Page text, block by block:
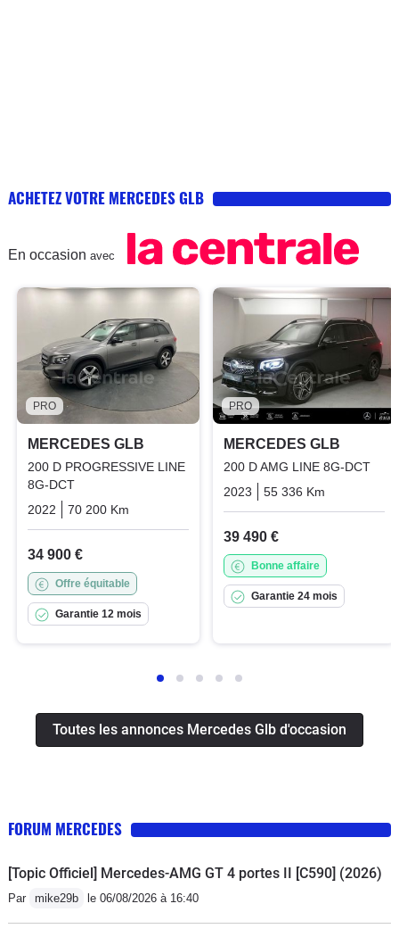
ACHETEZ VOTRE MERCEDES GLB
En occasion avec
PRO
MERCEDES GLB
200 D PROGRESSIVE LINE
8G-DCT
2022
70 200 Km Diesel
34 900 €
Offre équitable
Garantie 12 mois
PRO
MERCEDES GLB
200 D AMG LINE 8G-DCT
2023
55 336 Km
39 490 €
Bonne affaire
Garantie 24 mois
Toutes les annonces Mercedes Glb d'occasion
FORUM MERCEDES
[Topic Officiel] Mercedes-AMG GT 4 portes II [C590] (2026)
Par mike29b le 06/08/2026 à 16:40